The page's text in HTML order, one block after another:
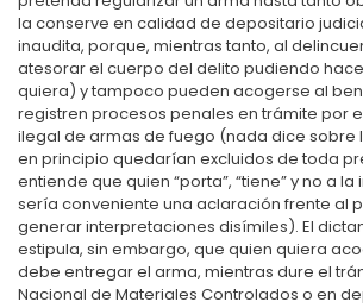
la conserve en calidad de depositario
inaudita, porque, mientras tanto, al
atesorar el cuerpo del delito pudiendo
quiera) y tampoco pueden acogerse al
registren procesos penales en trámite por
ilegal de armas de fuego (nada dice sobre
en principio quedarían excluidos de toda
entiende que quien “porta”, “tiene” y no a
sería conveniente una aclaración frente al
generar interpretaciones disímiles). El
estipula, sin embargo, que quien quiera
debe entregar el arma, mientras dure el
Nacional de Materiales Controlados o en